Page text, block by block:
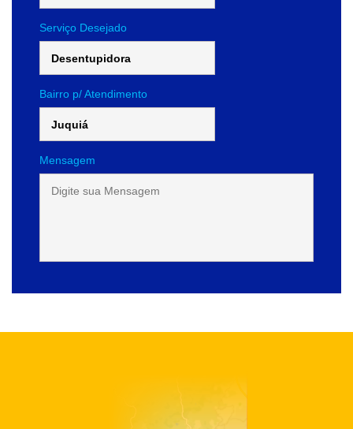
Serviço Desejado
Bairro p/ Atendimento
Mensagem